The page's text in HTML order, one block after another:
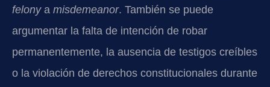
felonya misdemeanor. También se puede
argumentar la falta de intención de robar
permanentemente, la ausencia de testigos creíbles
o la violación de derechos constitucionales durante